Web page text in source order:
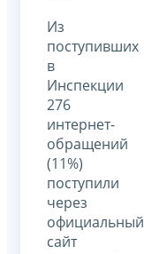
Из
поступивших
в
Инспекции
276
интернет-
обращений
(11%)
поступили
через
официальный
сайт